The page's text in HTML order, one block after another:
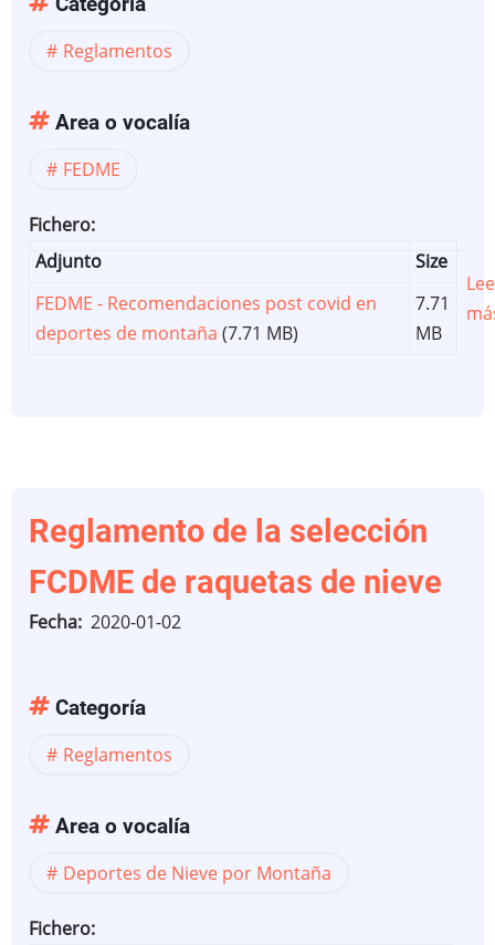
Reglamentos
Area o vocalía
FEDME
Fichero
Adjunto
Size
FEDME - Recomendaciones post covid en
deportes de montaña (7.71 MB)
7.71
MB
Lee
Reglamento de la selección
FCDME de raquetas de nieve
Fecha 2020-01-02
Categoría
Reglamentos
Area o vocalía
Deportes de Nieve por Montaña
Fichero